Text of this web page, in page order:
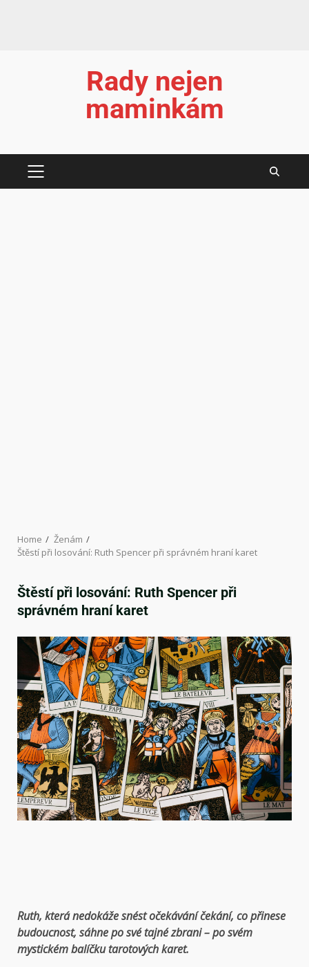
Rady nejen
maminkám
Home
Ženám
Štěstí při losování: Ruth Spencer při správném hraní karet
Štěstí při losování: Ruth Spencer při
správném hraní karet
Ruth, která nedokáže snést očekávání čekání, co přinese
budoucnost, sáhne po své tajné zbrani – po svém
mystickém balíčku tarotových karet.